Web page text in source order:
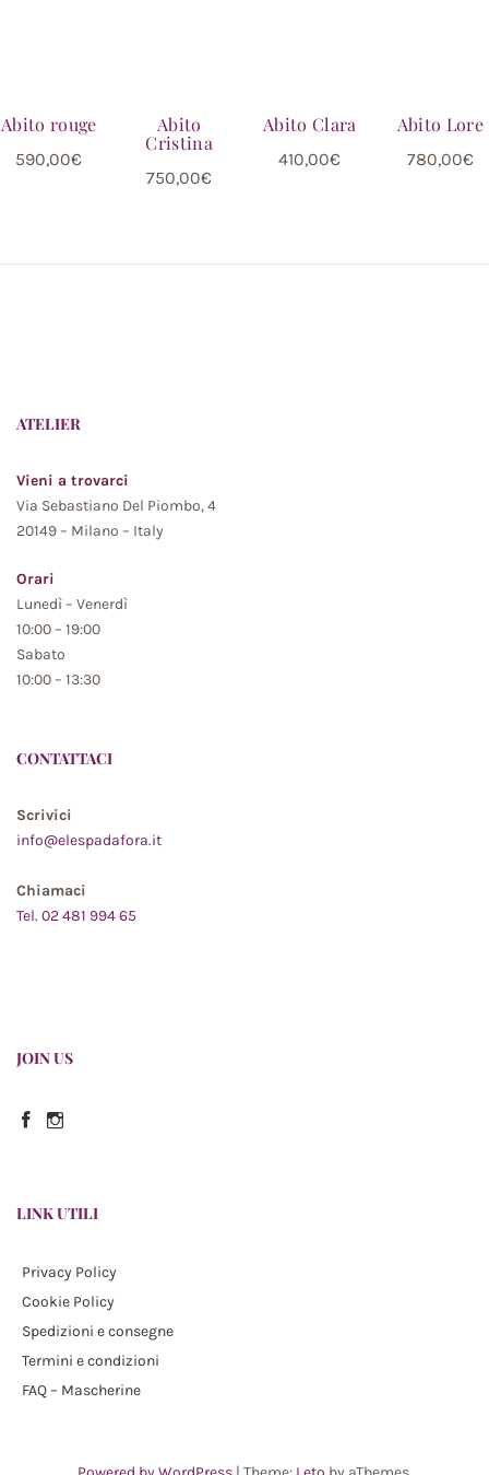
Abito rouge
590,00€
Abito
Cristina
750,00€
Abito Clara
410,00€
Abito Lore
780,00€
ATELIER
Vieni a trovarci
Via Sebastiano Del Piombo, 4
20149 – Milano – Italy
Orari
Lunedì – Venerdì
10:00 – 19:00
Sabato
10:00 – 13:30
CONTATTACI
Scrivici
info@elespadafora.it
Chiamaci
Tel. 02 481 994 65
JOIN US
Facebook
Instagram
LINK UTILI
Privacy Policy
Cookie Policy
Spedizioni e consegne
Termini e condizioni
FAQ – Mascherine